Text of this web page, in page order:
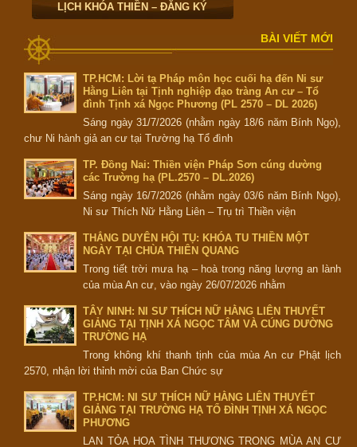
LỊCH KHÓA THIỀN – ĐĂNG KÝ
BÀI VIẾT MỚI
TP.HCM: Lời tạ Pháp môn học cuối hạ đến Ni sư
Hằng Liên tại Tịnh nghiệp đạo tràng An cư – Tổ
đình Tịnh xá Ngọc Phương (PL 2570 – DL 2026)
Sáng ngày 31/7/2026 (nhằm ngày 18/6 năm Bính Ngọ),
chư Ni hành giả an cư tại Trường hạ Tổ đình
TP. Đồng Nai: Thiền viện Pháp Sơn cúng dường
các Trường hạ (PL.2570 – DL.2026)
Sáng ngày 16/7/2026 (nhằm ngày 03/6 năm Bính Ngọ),
Ni sư Thích Nữ Hằng Liên – Trụ trì Thiền viện
THẮNG DUYÊN HỘI TỤ: KHÓA TU THIỀN MỘT
NGÀY TẠI CHÙA THIÊN QUANG
Trong tiết trời mưa hạ – hoà trong năng lượng an lành
của mùa An cư, vào ngày 26/07/2026 nhằm
TÂY NINH: NI SƯ THÍCH NỮ HẰNG LIÊN THUYẾT
GIẢNG TẠI TỊNH XÁ NGỌC TÂM VÀ CÚNG DƯỜNG
TRƯỜNG HẠ
Trong không khí thanh tịnh của mùa An cư Phật lịch
2570, nhận lời thỉnh mời của Ban Chức sự
TP.HCM: NI SƯ THÍCH NỮ HẰNG LIÊN THUYẾT
GIẢNG TẠI TRƯỜNG HẠ TỔ ĐÌNH TỊNH XÁ NGỌC
PHƯƠNG
LAN TỎA HOA TÌNH THƯƠNG TRONG MÙA AN CƯ